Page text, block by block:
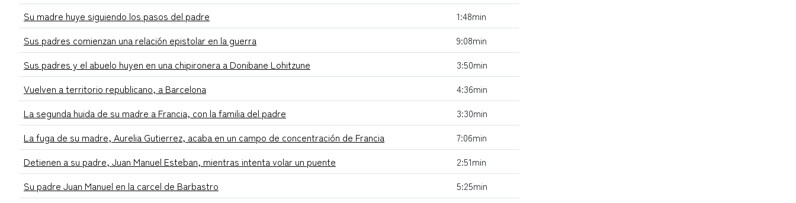
Su madre huye siguiendo los pasos del padre
1:48min
Sus padres comienzan una relación epistolar en la guerra
9:08min
Sus padres y el abuelo huyen en una chipironera a Donibane Lohitzune
3:50min
Vuelven a territorio republicano, a Barcelona
4:36min
La segunda huida de su madre a Francia, con la familia del padre
3:30min
La fuga de su madre, Aurelia Gutierrez, acaba en un campo de concentración de Francia
7:06min
Detienen a su padre, Juan Manuel Esteban, mientras intenta volar un puente
2:51min
Su padre Juan Manuel en la carcel de Barbastro
5:25min